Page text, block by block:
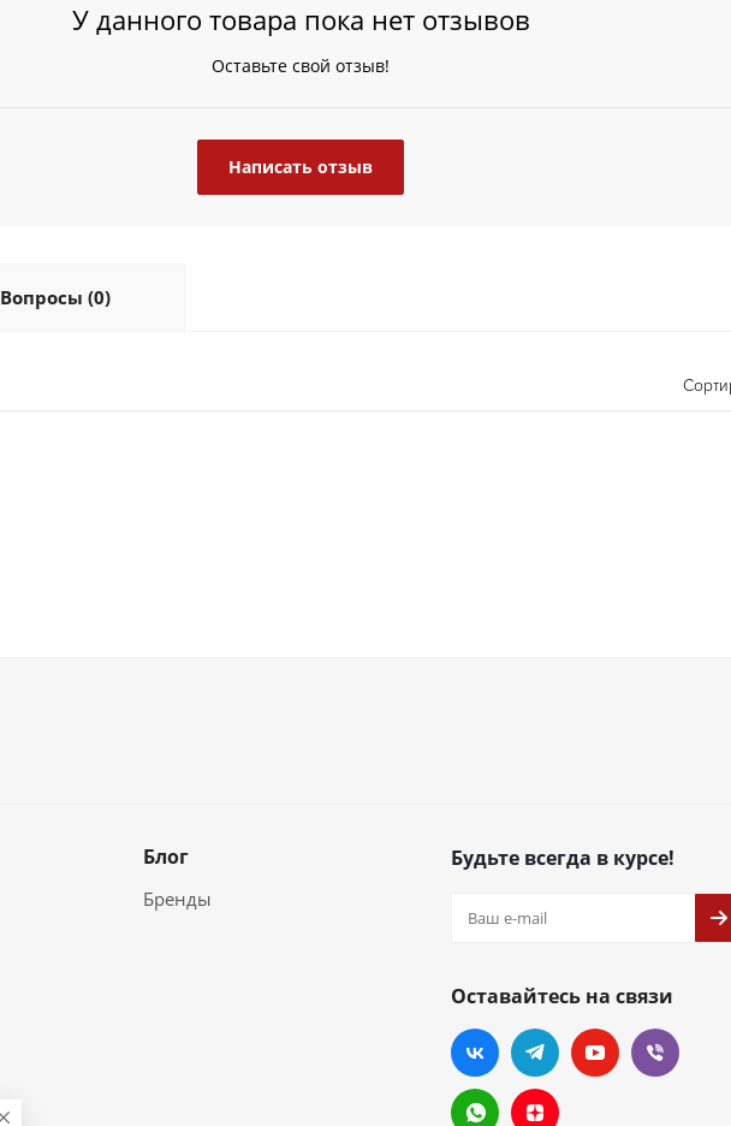
У данного товара пока нет отзывов
Оставьте свой отзыв!
Написать отзыв
Вопросы (0)
Блог
Бренды
Будьте всегда в курсе!
Оставайтесь на связи